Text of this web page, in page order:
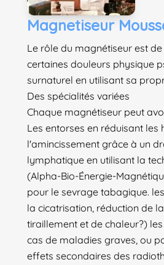
Magnetiseur
Le rôle du magnétiseur est
certaines douleurs physique
surnaturel en utilisant sa
Des spécialités variées
Chaque magnétiseur peut
Les entorses en réduisant les
l'amincissement grâce à un
lymphatique en utilisant la
(Alpha-Bio-Énergie-
pour le sevrage tabagique.
la cicatrisation, réduction de
tiraillement et de chaleur?)
cas de maladies graves, ou
effets secondaires des